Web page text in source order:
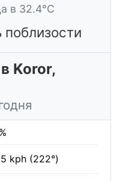
в 32.4°C
Koror,
kph (222°)